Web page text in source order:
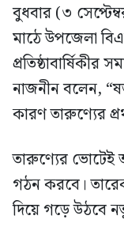
বুধবার (৩
মাঠে উপজেলা
নাজনীন বলেন,
কারণ তারুণ্যের
তারুণ্যের ভোটেই
গঠন করবে।
দিয়ে গড়ে উঠবে